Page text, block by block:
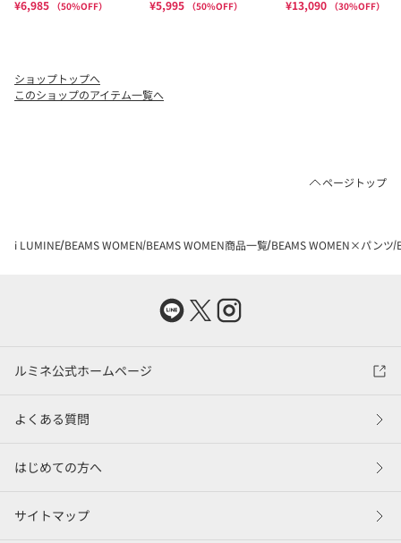
ショップトップへ
このショップのアイテム一覧へ
ページトップ
i LUMINE BEAMS WOMEN BEAMS WOMEN商品一覧 BEAMS WOMEN×パンツ
ルミネ公式ホームページ
よくある質問
はじめての方へ
サイトマップ